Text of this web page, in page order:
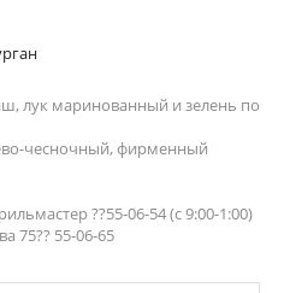
лук маринованный и зелень по
чесночный, фирменный
??55-06-54 (с 9:00-1:00)
75?? 55-06-65